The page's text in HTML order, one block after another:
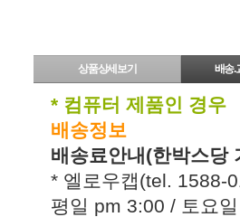
상품상세보기 배송.
* 컴퓨터 제품인 경우
배송정보
배송료안내(한박스당
* 엘로우캡(tel. 1588-
평일 pm 3:00 / 토요